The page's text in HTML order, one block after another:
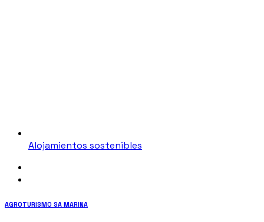
Alojamientos sostenibles
AGROTURISMO SA MARINA